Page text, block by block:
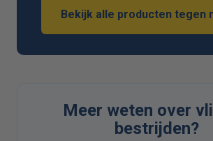
Bekijk alle producten tegen
Meer weten over
bestrijden?